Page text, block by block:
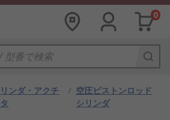
0
ンダ・アクチ
/ 空圧ピストンロッド
シリンダ